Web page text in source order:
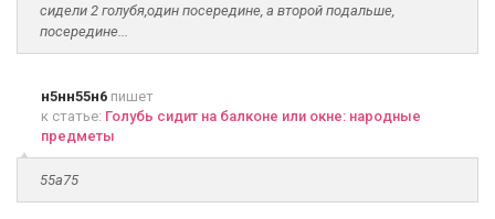
сидели 2 голубя,один посередине, а второй подальше,
посередине...
н5нн55н6 пишет
к статье: Голубь сидит на балконе или окне: народные
предметы
55а75